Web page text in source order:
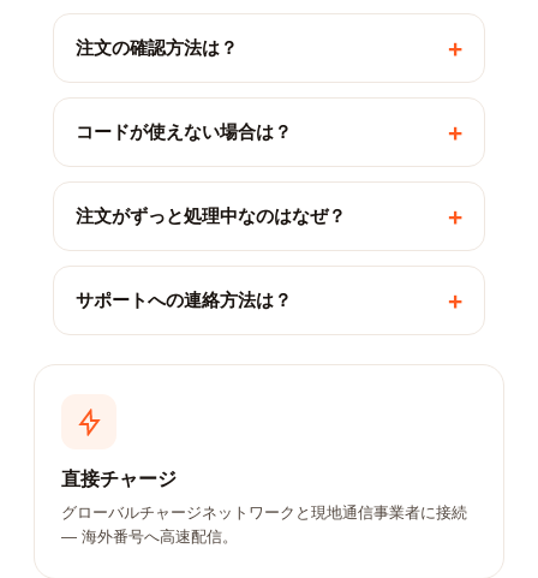
注文の確認方法は？ +
コードが使えない場合は？ +
注文がずっと処理中なのはなぜ？ +
サポートへの連絡方法は？ +
直接チャージ
グローバルチャージネットワークと現地通信事業者に接続
— 海外番号へ高速配信。